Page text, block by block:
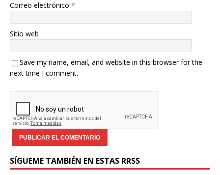
Correo electrónico *
Sitio web
Save my name, email, and website in this browser for the
next time I comment.
SÍGUEME TAMBIÉN EN ESTAS RRSS